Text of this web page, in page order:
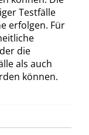
Testfälle
erfolgen. Für
die
als auch
können.